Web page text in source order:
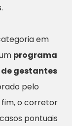
em
programa
gestantes
pelo
o corretor
pontuais